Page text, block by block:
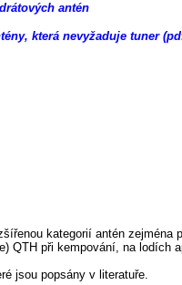
antén
která nevyžaduje tuner
kategorií antén
QTH při kempování, na lodích
jsou popsány v literatuře.